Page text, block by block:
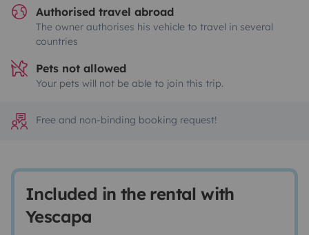
Authorised travel abroad
The owner authorises his vehicle to travel in several
countries
Pets not allowed
Your pets will not be able to join this trip.
Free and non-binding booking request!
Included in the rental with
Yescapa